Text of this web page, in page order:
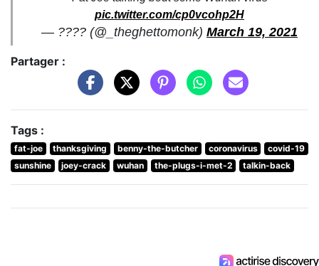
pic.twitter.com/cp0vcohp2H
— ????️ (@_theghettomonk) March 19, 2021
Partager :
Tags :
fat-joe thanksgiving benny-the-butcher coronavirus
covid-19
sunshine
joey-crack wuhan the-plugs-i-met-2 talkin-back